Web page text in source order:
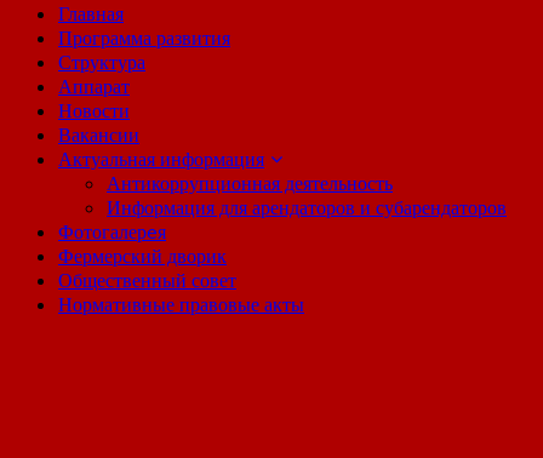
Главная
Программа развития
Структура
Аппарат
Новости
Вакансии
Актуальная информация
Антикоррупционная деятельность
Информация для арендаторов и субарендаторов
Фотогалерeя
Фермерский дворик
Общественный совет
Нормативные правовые акты